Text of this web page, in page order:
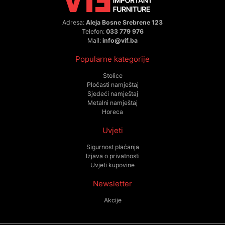
Adresa: Aleja Bosne Srebrene 123
Telefon: 033 779 976
Mail: info@vif.ba
Popularne kategorije
Stolice
Pločasti namještaj
Sjedeći namještaj
Metalni namještaj
Horeca
Uvjeti
Sigurnost plaćanja
Izjava o privatnosti
Uvjeti kupovine
Newsletter
Akcije